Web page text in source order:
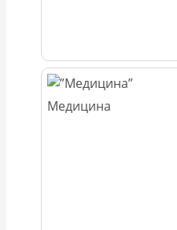
Медицина